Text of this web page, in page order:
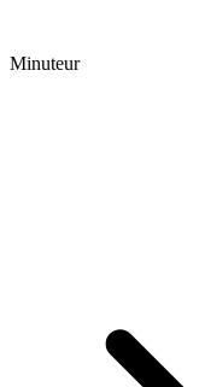
Minuteur